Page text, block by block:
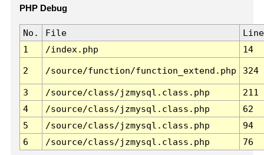
PHP Debug
No. File
Line
1
/index.php 14
2 /source/function/function_extend.php 324
3 /source/class/jzmysql.class.php
211
4
/source/class/jzmysql.class.php
62
5
/source/class/jzmysql.class.php
94
6
/source/class/jzmysql.class.php 76